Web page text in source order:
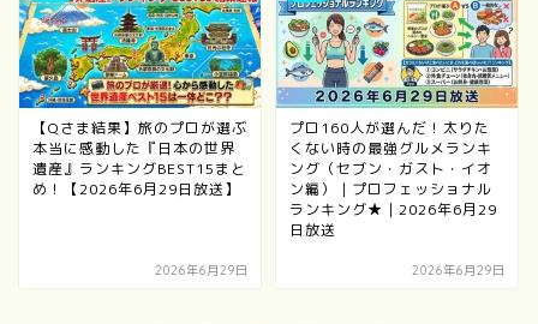
【Qさま結果】旅のプロが選ぶ
本当に感動した『日本の世界
遺産』ランキングBEST15まと
め！【2026年6月29日放送】
2026年6月29日
プロ160人が選んだ！太りた
くない時の最強グルメランキ
ング（セブン・ガスト・イオ
ン編）｜プロフェッショナル
ランキング★｜2026年6月29
日放送
2026年6月29日